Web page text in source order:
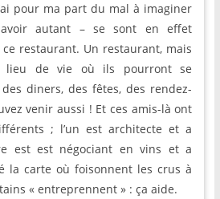
pour ma part du mal à imaginer
avoir autant – se sont en effet
restaurant. Un restaurant, mais
lieu de vie où ils pourront se
diners, des fêtes, des rendez-
venir aussi ! Et ces amis-là ont
; l’un est architecte et a
est est négociant en vins et a
la carte où foisonnent les crus à
« entreprennent » : ça aide.